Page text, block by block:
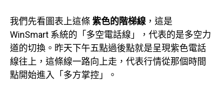
我們先看圖表上這條 紫色的階梯線 ，這是
WinSmart 系統的「多空電話線」，代表的是多空力
道的切換。昨天下午五點過後點就是呈現紫色電話
線往上，這條線一路向上走，代表行情從那個時間
點開始進入「多方掌控」。